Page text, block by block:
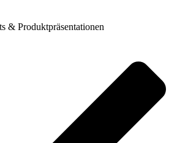
& Produktpräsentationen